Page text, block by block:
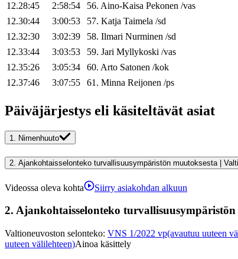
12.28:45
2:58:54 56. Aino-Kaisa Pekonen /vas
12.30:44
3:00:53 57. Katja Taimela /sd
12.32:30
3:02:39 58. Ilmari Nurminen /sd
12.33:44
3:03:53 59. Jari Myllykoski /vas
12.35:26
3:05:34 60. Arto Satonen /kok
12.37:46
3:07:55 61. Minna Reijonen /ps
Päiväjärjestys eli käsiteltävät asiat
1. Nimenhuuto
2.
Videossa oleva kohta Siirry asiakohdan alkuun
2. Ajankohtaisselonteko
Valtioneuvoston selonteko: VNS 1/2022 vp(avautuu uuteen
uuteen välilehteen)Ainoa käsittely